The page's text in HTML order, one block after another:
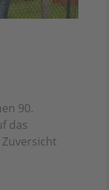
90.
das